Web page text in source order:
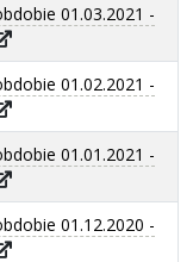
01.03.2021 -
01.02.2021 -
01.01.2021 -
01.12.2020 -